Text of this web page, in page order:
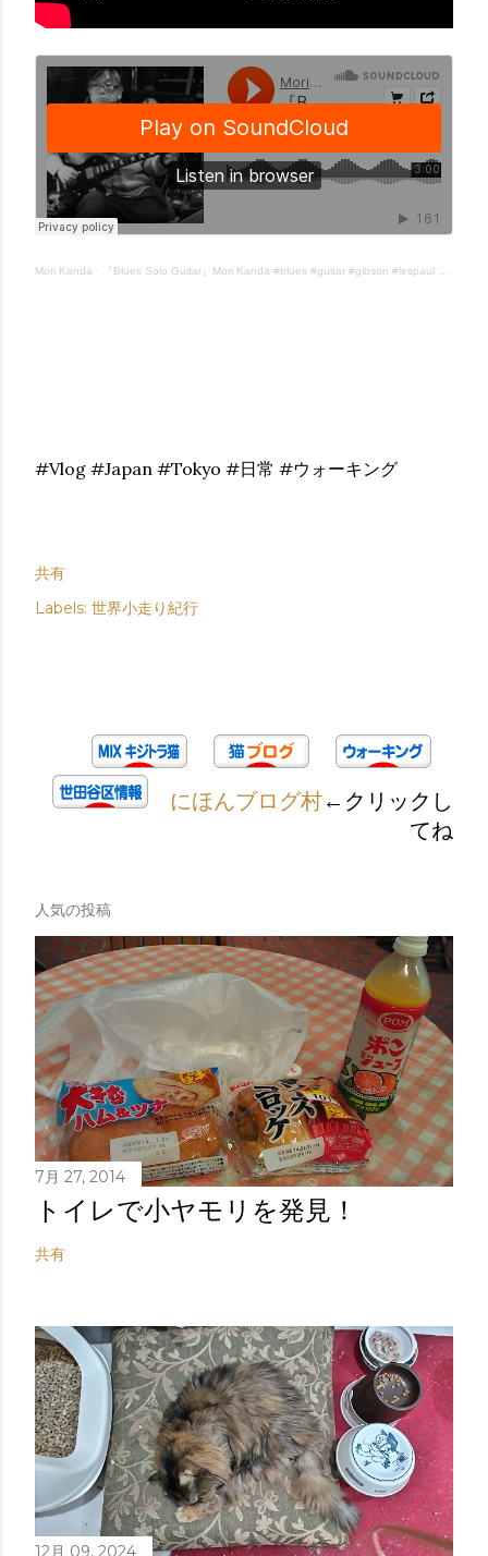
Mori Kanda · 『Blues Solo Guitar』Mori Kanda #blues #guitar #gibson #lespaul #bluescommunity
#Vlog #Japan #Tokyo #日常 #ウォーキング
共有
Labels: 世界小走り紀行
にほんブログ村←クリックし
てね
人気の投稿
7月 27, 2014
トイレで小ヤモリを発見！
共有
12月 09, 2024